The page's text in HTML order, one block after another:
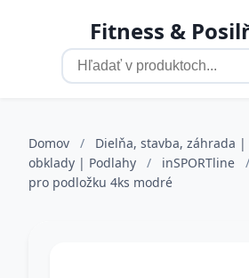
Fitness &
Domov /
Dielňa, stavba, záhrada
obklady | Podlahy
/ inSPORTline /
pro podložku 4ks modré